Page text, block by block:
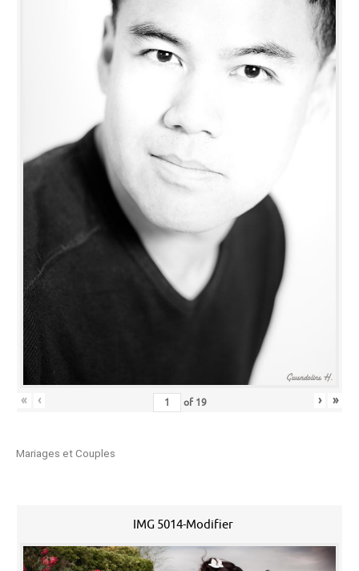
« ‹ of 19 › »
Mariages et Couples
IMG 5014-Modifier